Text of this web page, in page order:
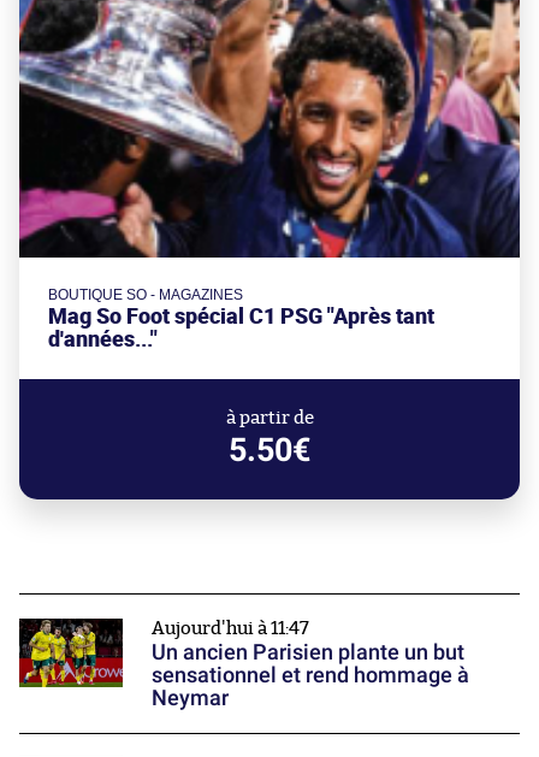
BOUTIQUE SO - MAGAZINES
Mag So Foot spécial C1 PSG "Après tant
d'années..."
à partir de
5.50€
Aujourd'hui à 11:47
Un ancien Parisien plante un but
sensationnel et rend hommage à
Neymar